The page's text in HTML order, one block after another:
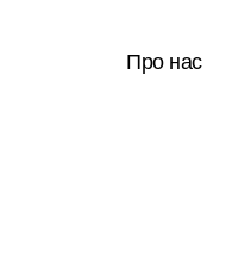
Про нас